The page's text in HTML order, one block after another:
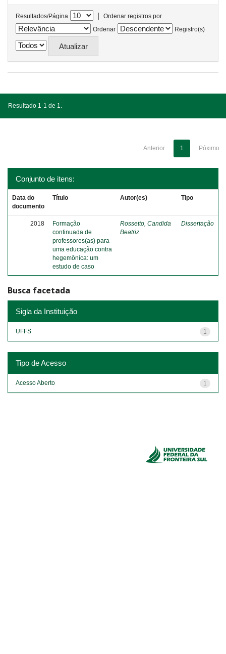
Resultados/Página |
Ordenar registros por
Ordenar
Registro(s)
Resultado 1-1 de 1.
Anterior 1 Póximo
Conjunto de itens:
Data do
documento
Título Autor(es) Tipo
2018
Formação
continuada de
professores(as) para
uma educação contra
hegemônica: um
estudo de caso
Rossetto, Candida
Beatriz
Dissertação
Busca facetada
Sigla da Instituição
1
UFFS
Tipo de Acesso
1
Acesso Aberto